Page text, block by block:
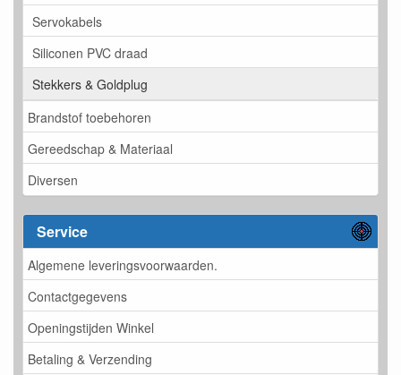
Servokabels
Siliconen PVC draad
Stekkers & Goldplug
Brandstof toebehoren
Gereedschap & Materiaal
Diversen
Service
Algemene leveringsvoorwaarden.
Contactgegevens
Openingstijden Winkel
Betaling & Verzending